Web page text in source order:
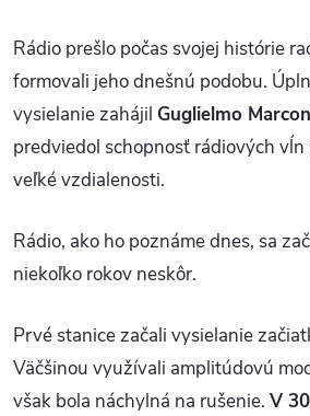
Rádio prešlo počas svojej histórie
formovali jeho dnešnú podobu.
vysielanie zahájil Guglielmo
predviedol schopnosť rádiových
veľké vzdialenosti.
Rádio, ako ho poznáme dnes, sa
niekoľko rokov neskôr.
Prvé stanice začali vysielanie
Väčšinou využívali amplitúdovú
však bola náchylná na rušenie. V